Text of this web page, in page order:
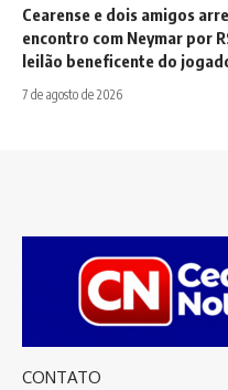
Cearense e dois amigos
encontro com Neymar por
leilão beneficente do
7 de agosto de 2026
CONTATO